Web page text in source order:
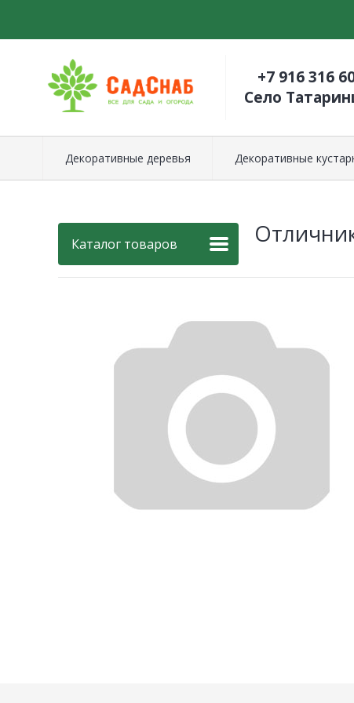
+7 916 316
Село
Декоративные деревья Декоративные
Каталог товаров